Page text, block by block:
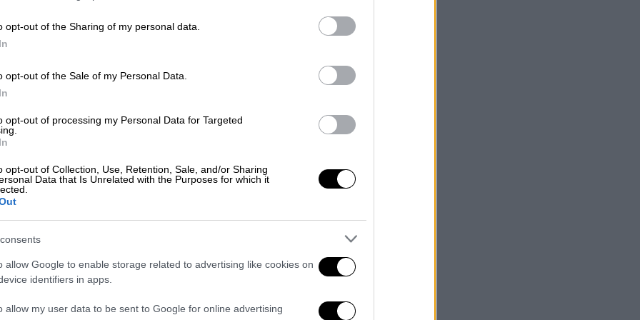
opt-out of the Sharing of my personal data.
opt-out of the Sale of my Personal Data.
opt-out of processing my Personal Data for Targeted
opt-out of Collection, Use, Retention, Sale, and/or Sharing
Data that Is Unrelated with the Purposes for which it
allow Google to enable storage related to advertising like cookies on
identifiers in apps.
allow my user data to be sent to Google for online advertising
το ΕΘΝΟΣ στη Google
σημειώθηκε το βράδυ της Πέμπτης
Δαμασκηνού Κατράκη
STOP
κανονικά επί της Μητροπολίτου
προς Λαμία.
δύο άτομααπό τα πέντε που επέβαιναν